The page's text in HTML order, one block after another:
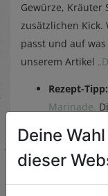
Gewürze, Kräuter
zusätzlichen
passt und auf
unserem Artikel
Rezept-Tipp:
Marinade.
schmeckt
Limette und
Wie du siehst, ist
Deine
dieser